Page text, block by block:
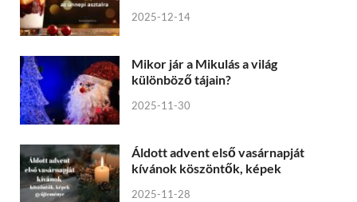
2025-12-14
Mikor jár a Mikulás a világ
különböző tájain?
2025-11-30
Áldott advent első vasárnapját
kívánok köszöntők, képek
2025-11-28